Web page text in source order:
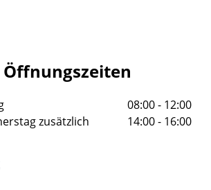
08:00 - 12:00
zusätzlich
14:00 - 16:00